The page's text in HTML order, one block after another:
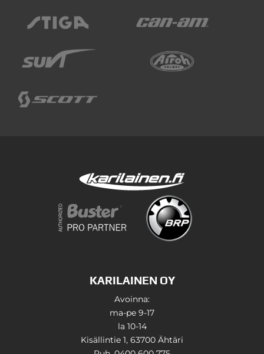
KARILAINEN OY
Avoinna:
ma-pe 9-17
la 10-14
Kisällintie 1, 63700 Ähtäri